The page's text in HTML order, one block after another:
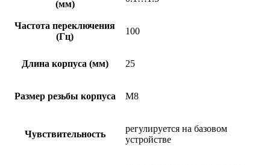
(мм)
Частота переключения
(Гц)
100
Длина корпуса (мм) 25
Размер резьбы корпуса M8
Чувствительность
регулируется на базовом
устройстве